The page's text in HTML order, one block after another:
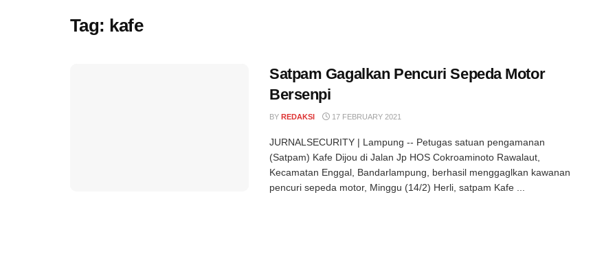
Tag: kafe
Satpam Gagalkan Pencuri Sepeda Motor
Bersenpi
BY REDAKSI 17 FEBRUARY 2021
JURNALSECURITY | Lampung -- Petugas satuan pengamanan
(Satpam) Kafe Dijou di Jalan Jp HOS Cokroaminoto Rawalaut,
Kecamatan Enggal, Bandarlampung, berhasil menggaglkan kawanan
pencuri sepeda motor, Minggu (14/2) Herli, satpam Kafe ...